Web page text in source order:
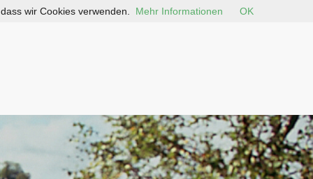
wir Cookies verwenden. Mehr Informationen OK